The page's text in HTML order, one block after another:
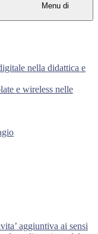
Menu di
nella didattica e
e wireless nelle
aggiuntiva ai sensi